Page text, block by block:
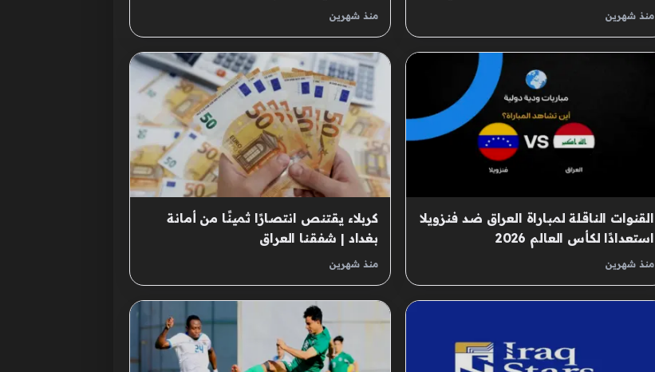
النهائي – شفق نيوز
منذ شهرين منذ شهرين
القنوات الناقلة لمباراة العراق ضد فنزويلا
استعدادًا لكأس العالم 2026
منذ شهرين
كربلاء يقتنص انتصارًا ثمينًا من أمانة
بغداد | شفقنا العراق
منذ شهرين